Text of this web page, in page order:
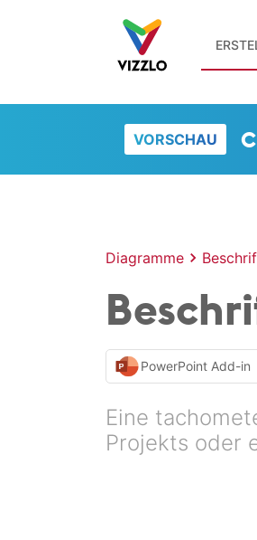
VORSCHAU
Diagramme
PowerPoint Add-in
Eine
Projekts oder